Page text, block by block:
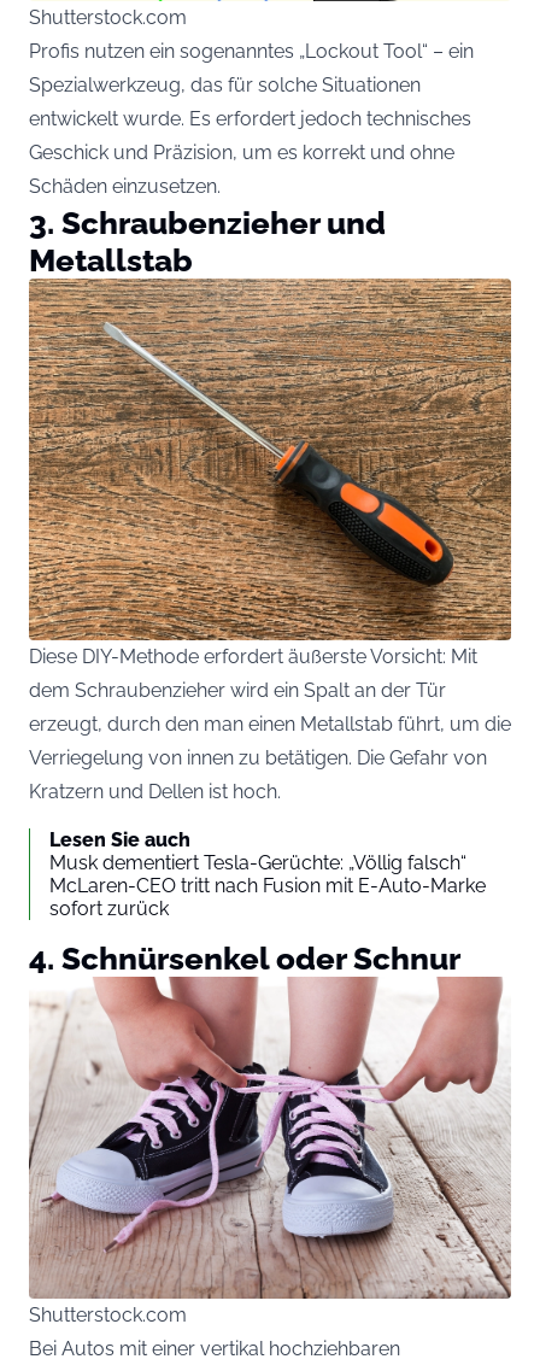
Shutterstock.com
Profis nutzen ein sogenanntes „Lockout Tool“ – ein
Spezialwerkzeug, das für solche Situationen
entwickelt wurde. Es erfordert jedoch technisches
Geschick und Präzision, um es korrekt und ohne
Schäden einzusetzen.
3. Schraubenzieher und
Metallstab
Diese DIY-Methode erfordert äußerste Vorsicht: Mit
dem Schraubenzieher wird ein Spalt an der Tür
erzeugt, durch den man einen Metallstab führt, um die
Verriegelung von innen zu betätigen. Die Gefahr von
Kratzern und Dellen ist hoch.
Lesen Sie auch
Musk dementiert Tesla-Gerüchte: „Völlig falsch“
McLaren-CEO tritt nach Fusion mit E-Auto-Marke
sofort zurück
4. Schnürsenkel oder Schnur
Shutterstock.com
Bei Autos mit einer vertikal hochziehbaren